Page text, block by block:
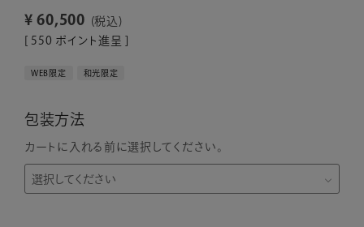
¥ 60,500
税込
550 ポイント進呈 ]
WEB限定 和光限定
包装方法
カートに入れる前に選択してください。